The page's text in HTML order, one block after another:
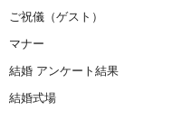
ご祝儀（ゲスト）
マナー
結婚 アンケート結果
結婚式場